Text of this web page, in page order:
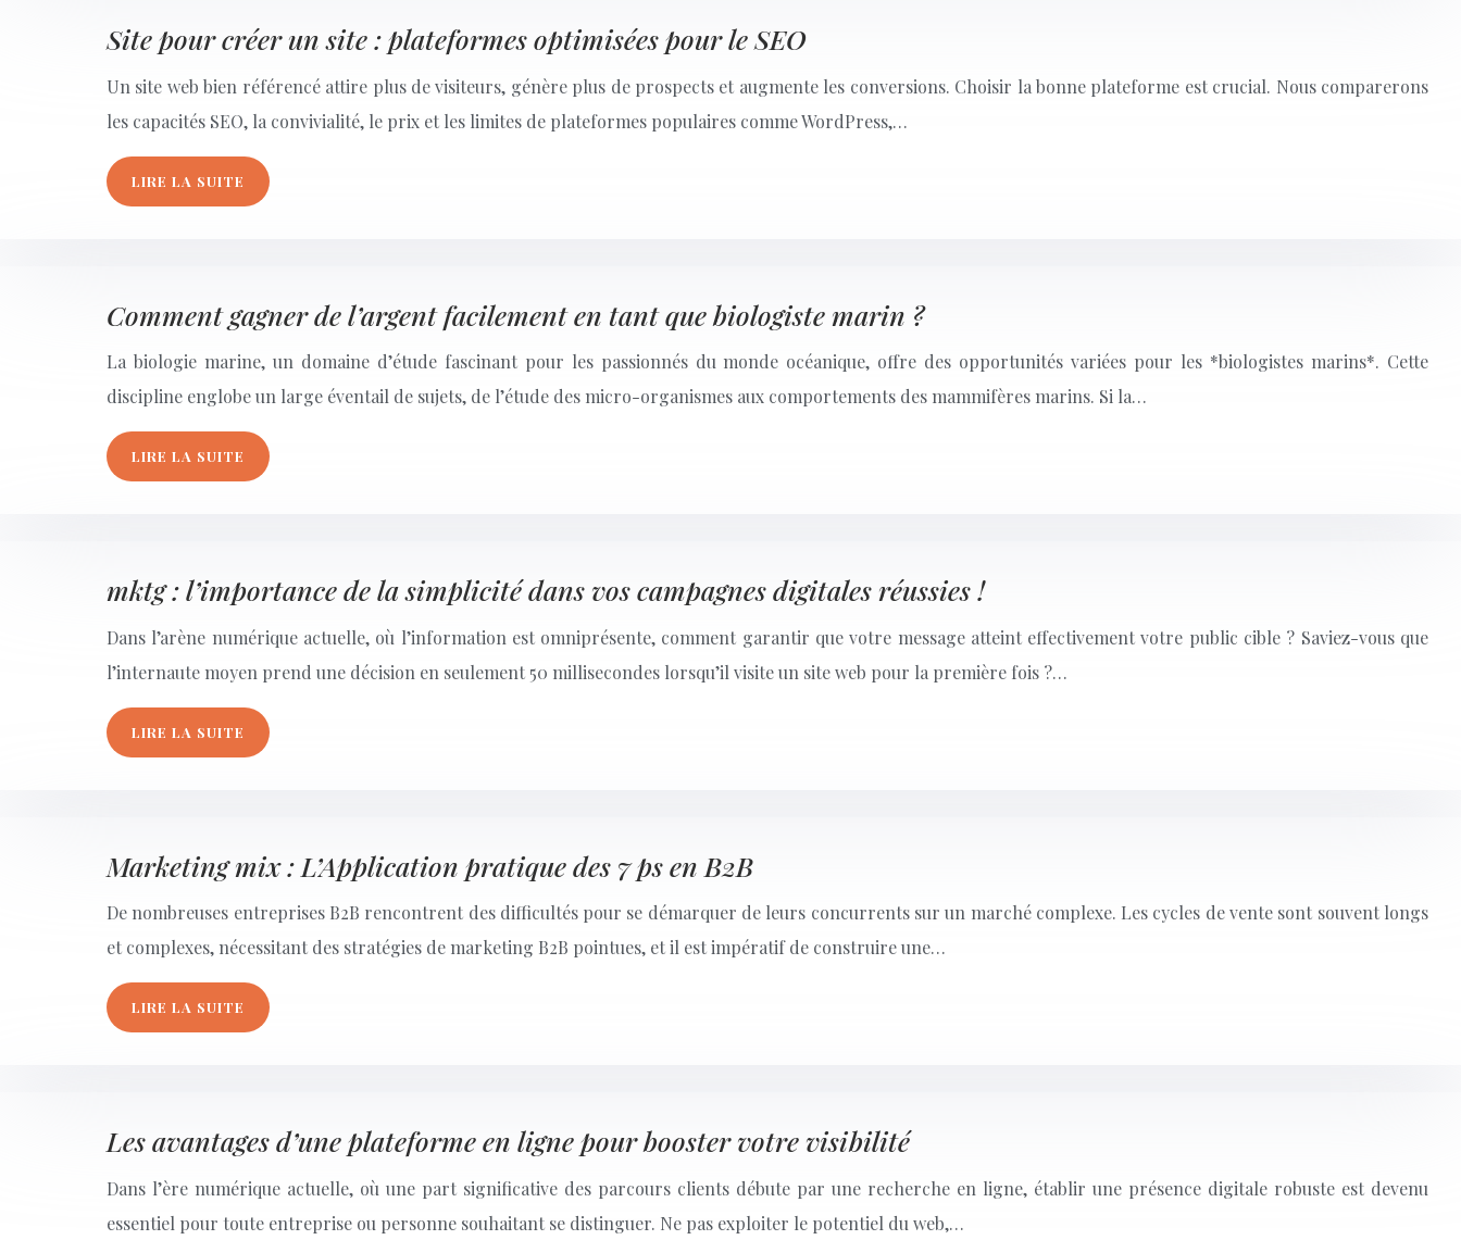
Site pour créer un site : plateformes optimisées pour le SEO
Un site web bien référencé attire plus de visiteurs, génère plus de prospects et augmente les conversions. Choisir la bonne plateforme est crucial. Nous comparerons
les capacités SEO, la convivialité, le prix et les limites de plateformes populaires comme WordPress,…
LIRE LA SUITE
Comment gagner de l’argent facilement en tant que biologiste marin ?
La biologie marine, un domaine d’étude fascinant pour les passionnés du monde océanique, offre des opportunités variées pour les *biologistes marins*. Cette
discipline englobe un large éventail de sujets, de l’étude des micro-organismes aux comportements des mammifères marins. Si la…
LIRE LA SUITE
mktg : l’importance de la simplicité dans vos campagnes digitales réussies !
Dans l’arène numérique actuelle, où l’information est omniprésente, comment garantir que votre message atteint effectivement votre public cible ? Saviez-vous que
l’internaute moyen prend une décision en seulement 50 millisecondes lorsqu’il visite un site web pour la première fois ?…
LIRE LA SUITE
Marketing mix : L’Application pratique des 7 ps en B2B
De nombreuses entreprises B2B rencontrent des difficultés pour se démarquer de leurs concurrents sur un marché complexe. Les cycles de vente sont souvent longs
et complexes, nécessitant des stratégies de marketing B2B pointues, et il est impératif de construire une…
LIRE LA SUITE
Les avantages d’une plateforme en ligne pour booster votre visibilité
Dans l’ère numérique actuelle, où une part significative des parcours clients débute par une recherche en ligne, établir une présence digitale robuste est devenu
essentiel pour toute entreprise ou personne souhaitant se distinguer. Ne pas exploiter le potentiel du web,…